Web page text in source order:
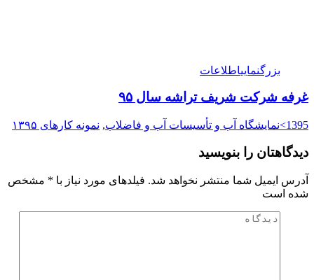
بزرگنماییاطلاعات
غرفه شرکت شریف تراشه سال ۹۵
1395>نمایشگاه آب و تأسیسات آب و فاضلاب , نمونه کارهای ۱۳۹۵
دیدگاهتان را بنویسید
آدرس ایمیل شما منتشر نخواهد شد. فیلدهای مورد نیاز با * مشخص
شده است